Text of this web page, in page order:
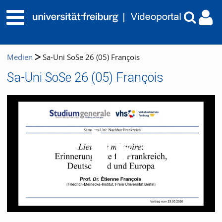
Medien Sa-Uni SoSe 26 (05) François
Sa-Uni SoSe 26 (05) François